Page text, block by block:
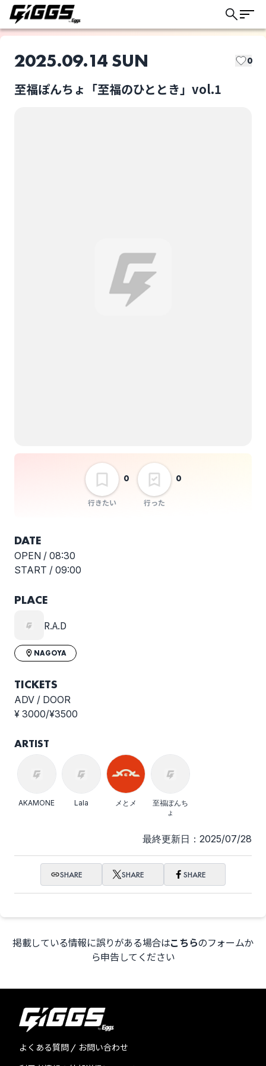
2025.09.14 SUN 0
至福ぽんちょ「至福のひととき」vol.1
行きたい
0
行った
0
至福ぽんちょ「至福の
DATE
OPEN / 08:30
START / 09:00
PLACE
R.A.D
NAGOYA
TICKETS
ADV / DOOR
¥ 3000/¥3500
ARTIST
AKAMONE Lala メとメ
至福ぽんち
ょ
最終更新日：2025/07/28
SHARE SHARE SHARE
掲載している情報に誤りがある場合はこちらのフォームか
ら申告してください
このライブの取り置きは終了しました
よくある質問 / お問い合わせ